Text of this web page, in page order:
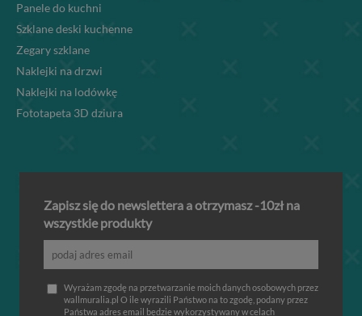
Panele do kuchni
Szklane deski kuchenne
Zegary szklane
Naklejki na drzwi
Naklejki na lodówkę
Fototapeta 3D dziura
Zapisz się do newslettera a otrzymasz -10zł na
wszystkie produkty
Wyrażam zgodę na przetwarzanie moich danych osobowych przez
wallmuralia.pl O ile wyrazili Państwo na to zgodę, podany przez
Państwa adres email będzie wykorzystywany w celach